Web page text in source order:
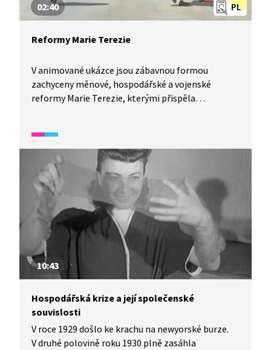
PL
02:40
Reformy Marie Terezie
V animované ukázce jsou zábavnou formou
zachyceny měnové, hospodářské a vojenské
reformy Marie Terezie, kterými přispěla
10:43
Hospodářská krize a její společenské
souvislosti
V roce 1929 došlo ke krachu na newyorské burze.
V druhé polovině roku 1930 plně zasáhla